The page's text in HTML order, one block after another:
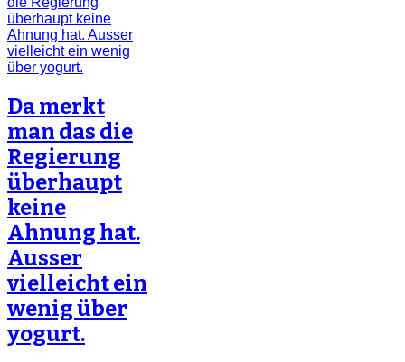
Da merkt
man das die
Regierung
überhaupt
keine
Ahnung hat.
Ausser
vielleicht ein
wenig über
yogurt.